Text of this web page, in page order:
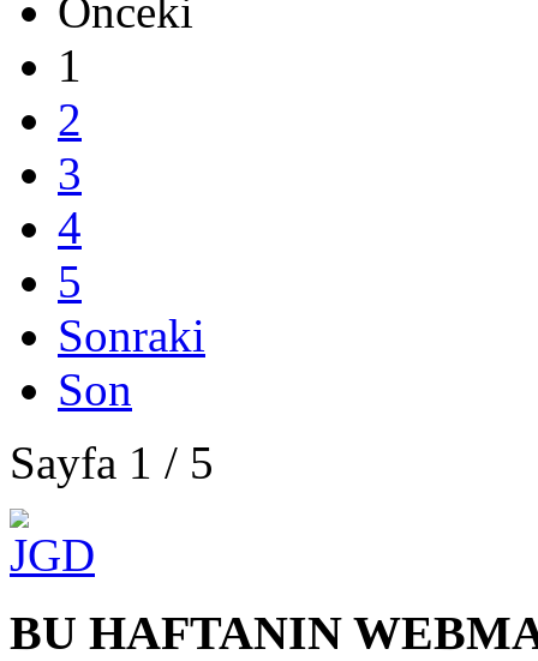
Önceki
1
2
3
4
5
Sonraki
Son
Sayfa 1 / 5
BU HAFTANIN